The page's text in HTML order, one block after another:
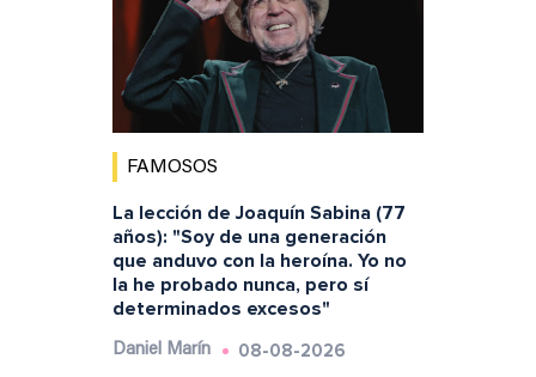
FAMOSOS
La lección de Joaquín Sabina (77
años): "Soy de una generación
que anduvo con la heroína. Yo no
la he probado nunca, pero sí
determinados excesos"
Daniel Marín 08-08-2026